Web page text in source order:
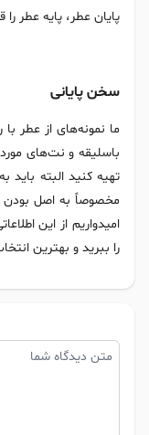
پایان عطر، پایه عطر
سخن پایانی
ما نمونه‌های از عطر
باسلیقه و نت‌های
تهیه کنید البته
مخصوصاً به اصل بودن
امیدواریم از این
را ببرید و بهترین
متن دیدگاه شما